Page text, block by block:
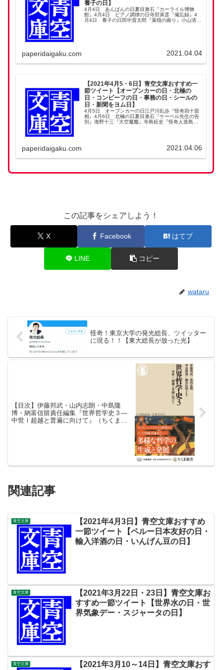
養子の日】
4月4日 あんぱんの日夏目漱石『カーライル博物
館』4月4日 ピアノ調律の日寺田寅彦『備忘録』4
月4日 養子の日田中貢太郎『薬指の曲り』小山清
paperidaigaku.com 2021.04.04
【2021年4月5・6日】青空文庫おすすめ一
節ツイート【オープンカーの日・北極の
日・コンビーフの日・事務の日・シールの
日・新聞をヨム日】
4月5日 オープンカーの日江戸川乱歩『怪奇四十面
相』4月6日 北極の日夏目漱石『ケーベル先生の告
別』海野十三『大空魔艦』寺島柾史『怪奇人造島』4
paperidaigaku.com 2021.04.06
この記事をシェアしよう！
X Facebook はてブ
LINE コピー
wataru
怪奇！東京大学の発光総長、ツイッター
に現る！！【東大総長が放った光】
【目次】伊藤邦武・山内志朗・中島隆
博・納富信留責任編集『世界哲学史３―
中世Ⅰ超越と普遍に向けて』（ちくま新
関連記事
青空文庫
【2021年4月3日】青空文庫おすすめ
一節ツイート【ペルー日本友好の日・
輸入洋酒の日・いんげん豆の日】
青空文庫
【2021年3月22日・23日】青空文庫お
すすめ一節ツイート【世界水の日・世
界気象デー・スジャータの日】
青空文庫
【2021年3月10～14日】青空文庫おす